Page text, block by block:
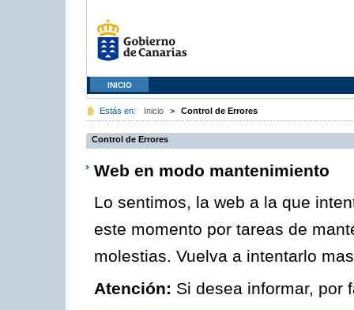
INICIO
Estás en: Inicio > Control de Errores
Control de Errores
Web en modo mantenimiento
Lo sentimos, la web a la que
este momento por tareas de
molestias. Vuelva a intentarlo
Atención: Si desea informar, por